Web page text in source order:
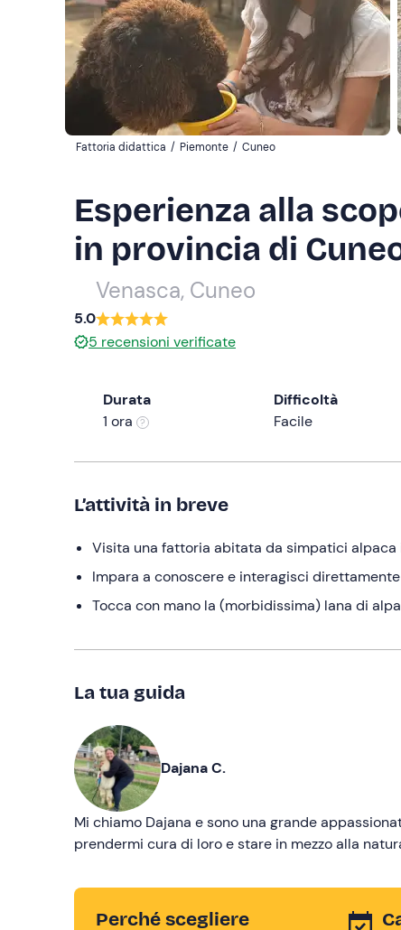
Fattoria didattica / Piemonte / Cuneo
Esperienza alla
in provincia di
Venasca, Cuneo
5.0
5 recensioni verificate
Durata
1 ora
Difficoltà
Facile
L’attività in breve
Visita una fattoria abitata da simpatici alpaca
Impara a conoscere e interagisci
Tocca con mano la (morbidissima) lana di
La tua guida
Dajana C.
Mi chiamo Dajana e sono una grande
prendermi cura di loro e stare in mezzo alla
Perché scegliere